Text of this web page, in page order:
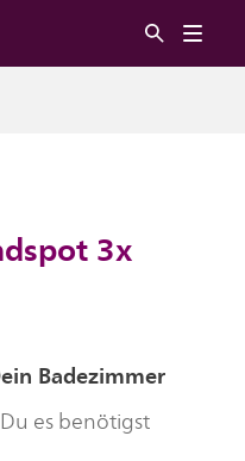
3x
Badezimmer
es benötigst